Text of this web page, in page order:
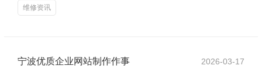
维修资讯
宁波优质企业网站制作作事 2026-03-17